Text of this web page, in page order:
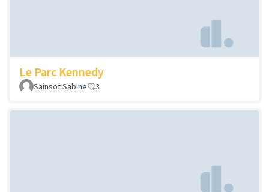
Le Parc Kennedy
Sainsot Sabine 3